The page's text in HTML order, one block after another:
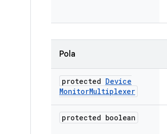
Pola
protected Device
MonitorMultiplexer
protected boolean